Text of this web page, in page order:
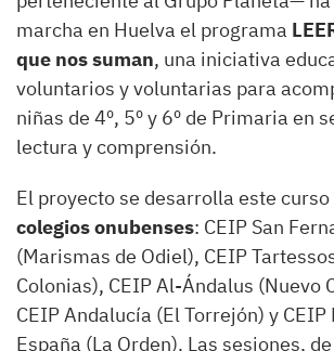
marcha en Huelva el programa
que nos suman, una iniciativa
voluntarios y voluntarias para
niñas de 4º, 5º y 6º de Primaria en
lectura y comprensión.
El proyecto se desarrolla este curso
colegios onubenses: CEIP San
(Marismas de Odiel), CEIP
Colonias), CEIP Al-Ándalus (Nuevo
CEIP Andalucía (El Torrejón) y CEIP
España (La Orden). Las sesiones,